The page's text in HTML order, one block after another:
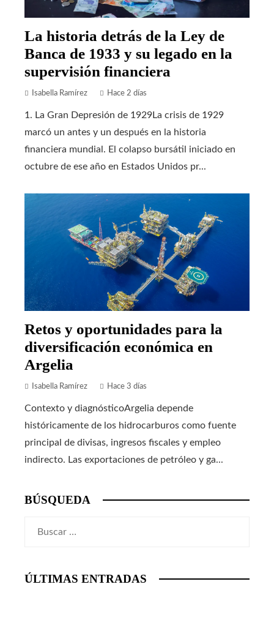
La historia detrás de la Ley de
Banca de 1933 y su legado en la
supervisión financiera
Isabella Ramírez Hace 2 días
1. La Gran Depresión de 1929La crisis de 1929
marcó un antes y un después en la historia
financiera mundial. El colapso bursátil iniciado en
octubre de ese año en Estados Unidos pr...
Retos y oportunidades para la
diversificación económica en
Argelia
Isabella Ramírez Hace 3 días
Contexto y diagnósticoArgelia depende
históricamente de los hidrocarburos como fuente
principal de divisas, ingresos fiscales y empleo
indirecto. Las exportaciones de petróleo y ga...
BÚSQUEDA
ÚLTIMAS ENTRADAS